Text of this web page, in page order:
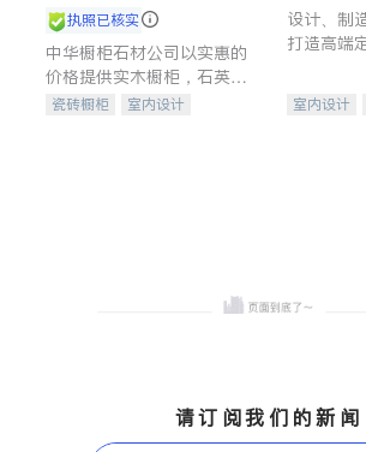
执照已核实
中华橱柜石材公司以实惠的
价格提供实木橱柜，石英石
台面，多种优质不锈钢水
瓷砖橱柜
室内设计
设计、制
打造高端
室内设计
请订阅我们的新闻